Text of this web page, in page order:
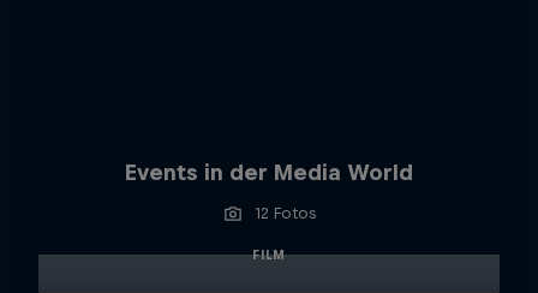
Events in der Media World
12 Fotos
FILM